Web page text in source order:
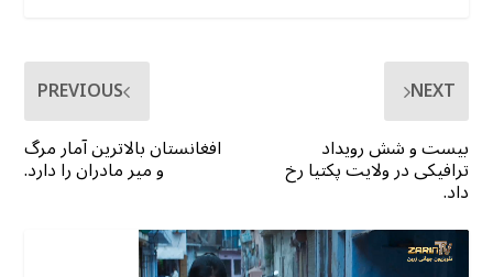
PREVIOUS
افغانستان بالاترین آمار مرگ
و میر مادران را دارد.
NEXT
بیست و شش رویداد
ترافیکی در ولایت پکتیا رخ
داد.